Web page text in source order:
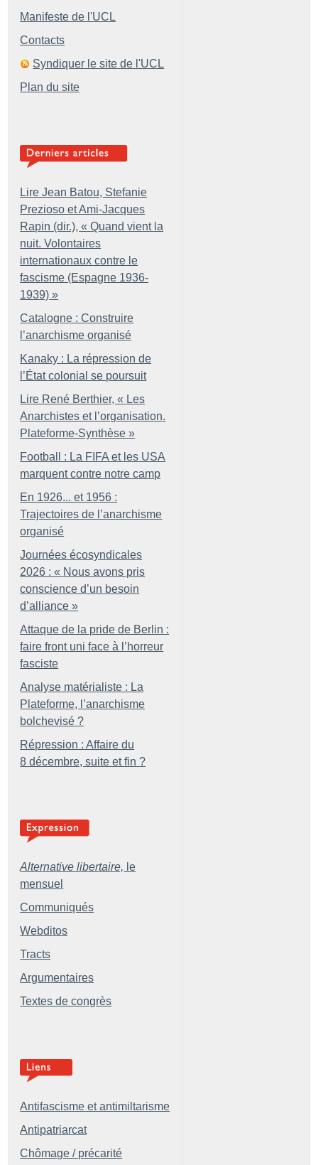
Manifeste de l'UCL
Contacts
Syndiquer le site de l'UCL
Plan du site
Lire Jean Batou, Stefanie
Prezioso et Ami-Jacques
Rapin (dir.), « Quand vient la
nuit. Volontaires
internationaux contre le
fascisme (Espagne 1936-
1939) »
Catalogne : Construire
l’anarchisme organisé
Kanaky : La répression de
l’État colonial se poursuit
Lire René Berthier, « Les
Anarchistes et l’organisation.
Plateforme-Synthèse »
Football : La FIFA et les USA
marquent contre notre camp
En 1926... et 1956 :
Trajectoires de l’anarchisme
organisé
Journées écosyndicales
2026 : « Nous avons pris
conscience d’un besoin
d’alliance »
Attaque de la pride de Berlin :
faire front uni face à l’horreur
fasciste
Analyse matérialiste : La
Plateforme, l’anarchisme
bolchevisé ?
Répression : Affaire du
8 décembre, suite et fin ?
Alternative libertaire, le
mensuel
Communiqués
Webditos
Tracts
Argumentaires
Textes de congrès
Antifascisme et antimiltarisme
Antipatriarcat
Chômage / précarité